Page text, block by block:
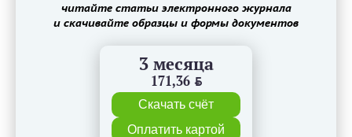
читайте статьи электронного журнала
и скачивайте образцы и формы документов
3 месяца
171,36 BYN
Скачать счёт
Оплатить картой